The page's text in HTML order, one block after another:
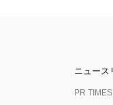
ニュース
PR